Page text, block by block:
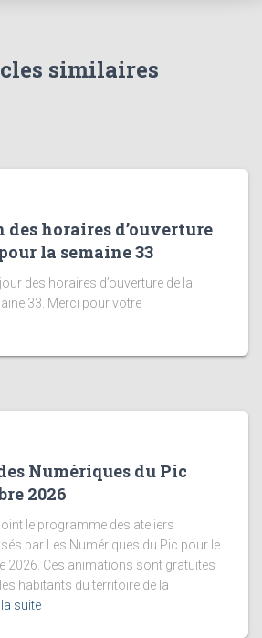
similaires
horaires d’ouverture
la semaine 33
des horaires d’ouverture de la
33. Merci pour votre
Numériques du Pic
2026
le programme des ateliers
par Les Numériques du Pic pour le
2026. Ces animations sont gratuites
habitants du territoire de la
la suite